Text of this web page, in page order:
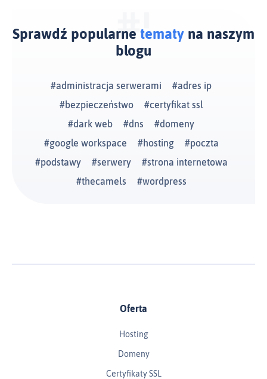
Sprawdź popularne tematy na naszym
blogu
administracja serwerami
adres ip
bezpieczeństwo
certyfikat ssl
dark web
dns
domeny
google workspace
hosting
poczta
podstawy
serwery
strona internetowa
thecamels
wordpress
Oferta
Hosting
Domeny
Certyfikaty SSL